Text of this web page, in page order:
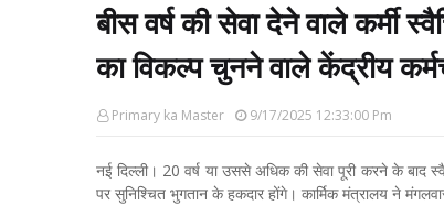
बीस वर्ष की सेवा देने वाले कर्मी
का विकल्प चुनने वाले केंद्रीय
Primary ka Master 9/17/2025 12:33:00 Pm
नई दिल्ली। 20 वर्ष या उससे अधिक की सेवा पूरी करने के बाद
पर सुनिश्चित भुगतान के हकदार होंगे। कार्मिक मंत्रालय ने